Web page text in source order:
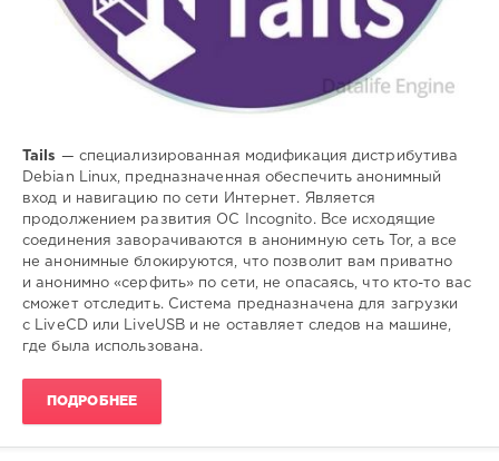
Tails — специализированная модификация дистрибутива
Debian Linux, предназначенная обеспечить анонимный
вход и навигацию по сети Интернет. Является
продолжением развития ОС Incognito. Все исходящие
соединения заворачиваются в анонимную сеть Tor, а все
не анонимные блокируются, что позволит вам приватно
и анонимно «серфить» по сети, не опасаясь, что кто-то вас
сможет отследить. Система предназначена для загрузки
с LiveCD или LiveUSB и не оставляет следов на машине,
где была использована.
ПОДРОБНЕЕ